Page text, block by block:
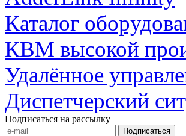
Каталог
КВМ высокой
Удалённое
Диспетчерский
Подписаться на рассылку
Подписаться